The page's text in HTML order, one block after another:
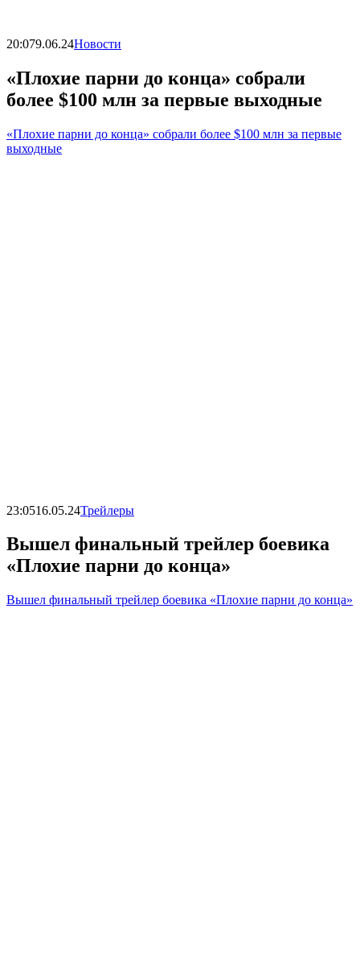
20:079.06.24Новости
«Плохие парни до конца» собрали
более $100 млн за первые выходные
«Плохие парни до конца» собрали более $100 млн за первые
выходные
23:0516.05.24Трейлеры
Вышел финальный трейлер боевика
«Плохие парни до конца»
Вышел финальный трейлер боевика «Плохие парни до конца»